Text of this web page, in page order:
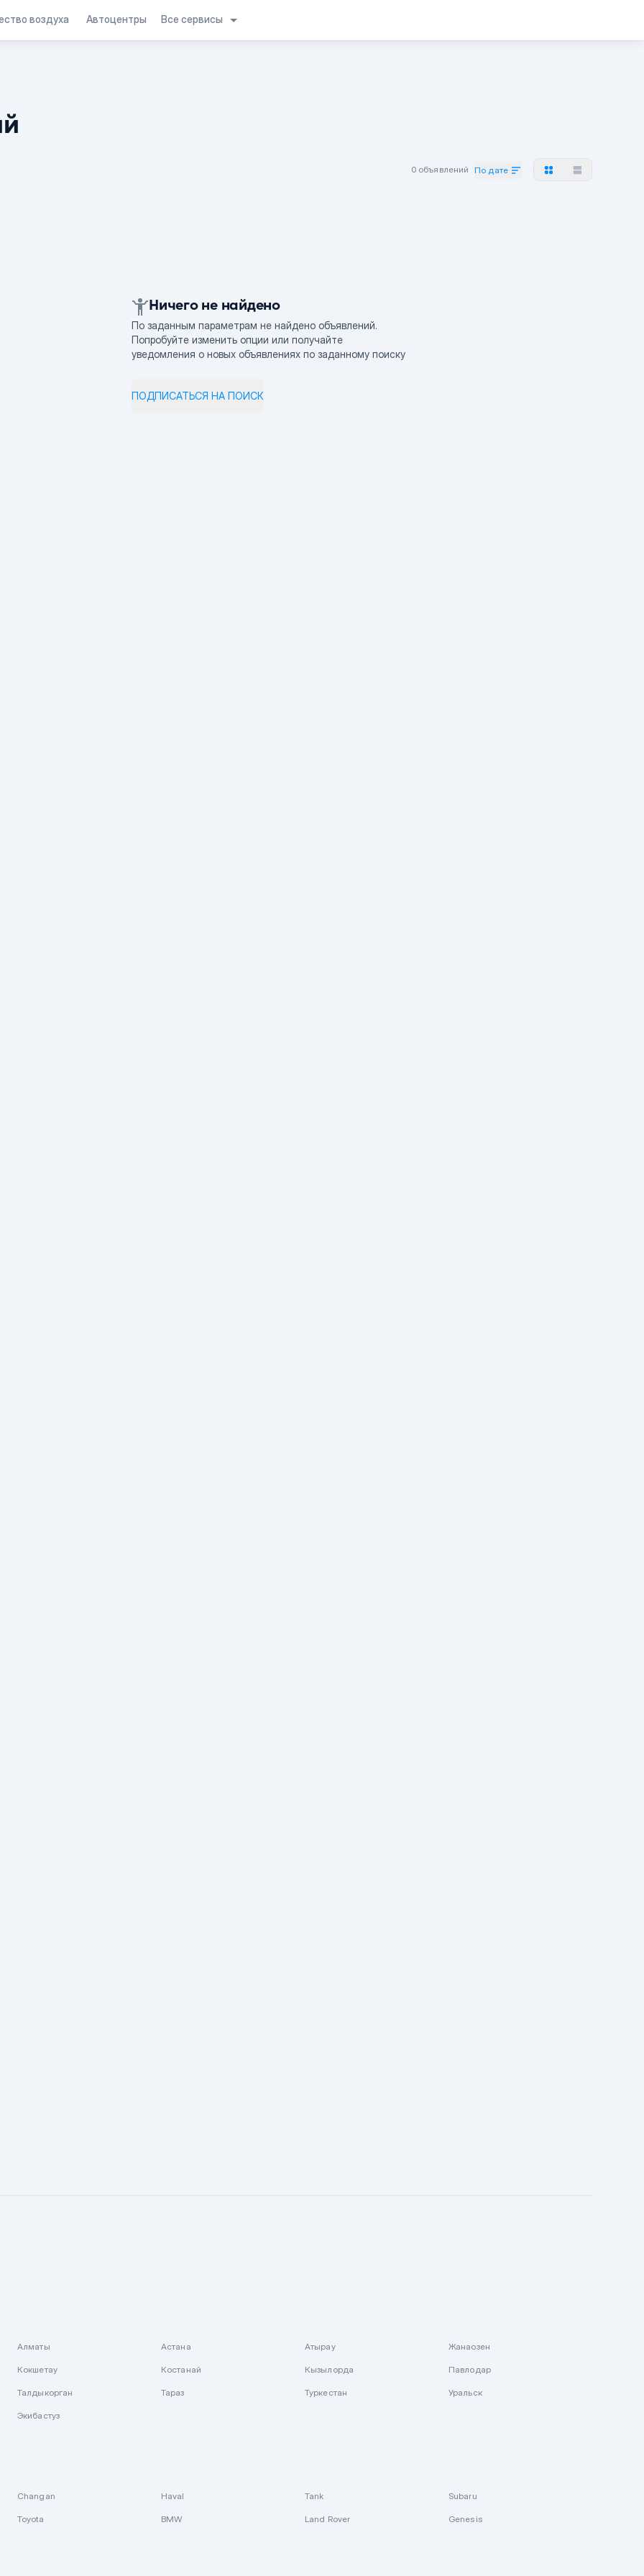
воздуха Автоцентры Все сервисы
0 объявлений По дате
Ничего не найдено
По заданным параметрам не найдено объявлений.
Попробуйте изменить опции или получайте
уведомления о новых объявлениях по заданному поиску
ПОДПИСАТЬСЯ НА ПОИСК
Алматы Астана Атырау Жанаозен
Кокшетау Костанай Кызылорда Павлодар
Талдыкорган Тараз Туркестан Уральск
Экибастуз
Changan Haval Tank Subaru
Toyota BMW Land Rover Genesis